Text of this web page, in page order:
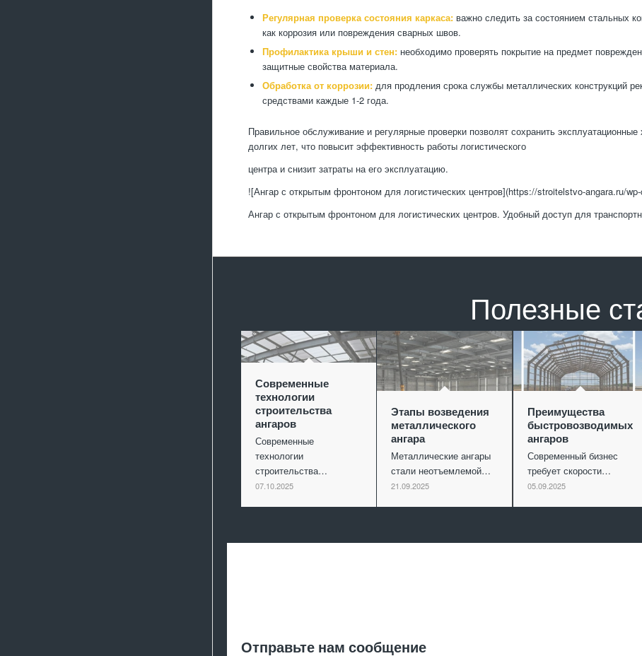
Регулярная проверка состояния каркаса: важно следить за состоянием стальных
как коррозия или повреждения сварных швов.
Профилактика крыши и стен: необходимо проверять покрытие на предмет
защитные свойства материала.
Обработка от коррозии: для продления срока службы металлических конструкций
средствами каждые 1-2 года.
Правильное обслуживание и регулярные проверки позволят сохранить
долгих лет, что повысит эффективность работы логистического
центра и снизит затраты на его эксплуатацию.
![Ангар с открытым фронтоном для логистических центров](https://stroitelstvo-angara.ru/
Ангар с открытым фронтоном для логистических центров. Удобный доступ для
Полезные
Современные
технологии
строительства
ангаров
Современные
технологии
строительства…
07.10.2025
Этапы возведения
металлического
ангара
Металлические ангары
стали неотъемлемой…
21.09.2025
Преимущества
быстровозводимых
ангаров
Современный бизнес
требует скорости…
05.09.2025
Отправьте нам сообщение